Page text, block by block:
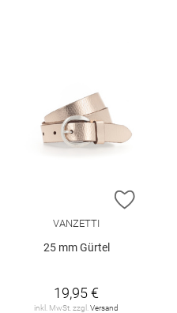
HINZUFÜGEN
ZUR
VANZETTI
25 mm Gürtel
19,95 €
inkl. MwSt. zzgl. Versand